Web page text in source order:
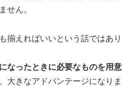
せん。
揃えればいいという話ではあり
なったときに必要なものを用意
大きなアドバンテージになりま